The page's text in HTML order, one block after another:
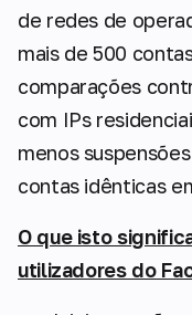
de redes de
mais de 500
comparações
com IPs
menos
contas idênticas
O que isto
utilizadores do